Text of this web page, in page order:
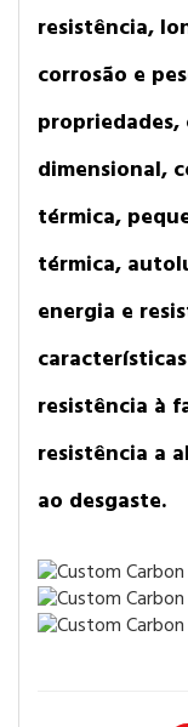
resistência,
corrosão e
dimensional,
térmica,
térmica,
energia e
resistência à
resistência a
ao desgaste.